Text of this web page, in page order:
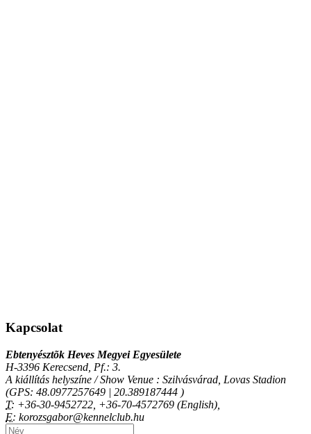
Kapcsolat
Ebtenyésztõk Heves Megyei Egyesülete
H-3396 Kerecsend, Pf.: 3.
A kiállítás helyszíne / Show Venue : Szilvásvárad, Lovas Stadion
(GPS: 48.0977257649 | 20.389187444 )
T: +36-30-9452722, +36-70-4572769 (English),
E: korozsgabor@kennelclub.hu